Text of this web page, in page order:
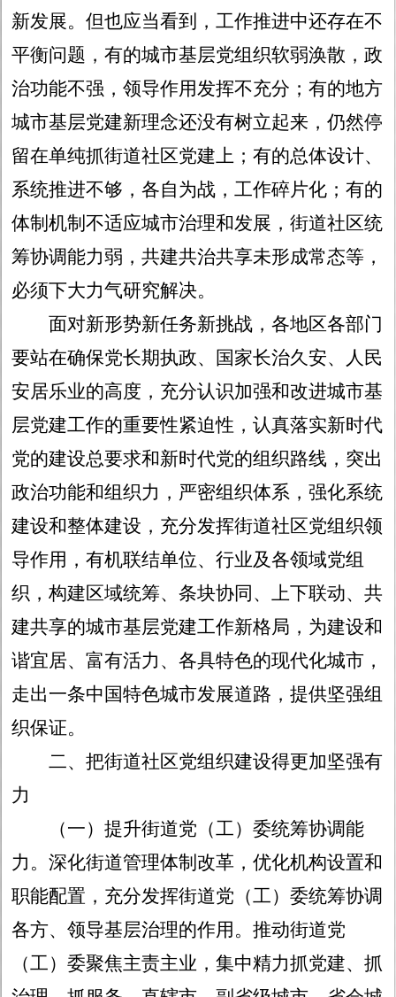
新发展。但也应当看到，工作推进中还存在不
平衡问题，有的城市基层党组织软弱涣散，政
治功能不强，领导作用发挥不充分；有的地方
城市基层党建新理念还没有树立起来，仍然停
留在单纯抓街道社区党建上；有的总体设计、
系统推进不够，各自为战，工作碎片化；有的
体制机制不适应城市治理和发展，街道社区统
筹协调能力弱，共建共治共享未形成常态等，
必须下大力气研究解决。
面对新形势新任务新挑战，各地区各部门
要站在确保党长期执政、国家长治久安、人民
安居乐业的高度，充分认识加强和改进城市基
层党建工作的重要性紧迫性，认真落实新时代
党的建设总要求和新时代党的组织路线，突出
政治功能和组织力，严密组织体系，强化系统
建设和整体建设，充分发挥街道社区党组织领
导作用，有机联结单位、行业及各领域党组
织，构建区域统筹、条块协同、上下联动、共
建共享的城市基层党建工作新格局，为建设和
谐宜居、富有活力、各具特色的现代化城市，
走出一条中国特色城市发展道路，提供坚强组
织保证。
二、把街道社区党组织建设得更加坚强有
力
（一）提升街道党（工）委统筹协调能
力。深化街道管理体制改革，优化机构设置和
职能配置，充分发挥街道党（工）委统筹协调
各方、领导基层治理的作用。推动街道党
（工）委聚焦主责主业，集中精力抓党建、抓